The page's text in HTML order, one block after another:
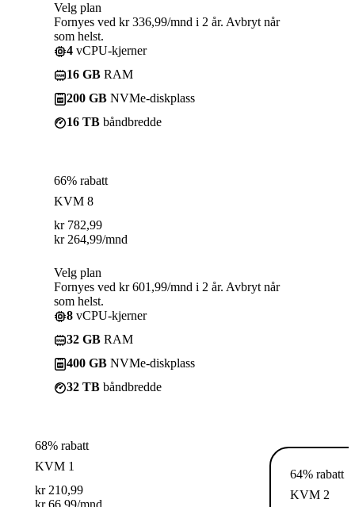
Velg plan
Fornyes ved kr 336,99/mnd i 2 år. Avbryt når
som helst.
4 vCPU-kjerner
16 GB RAM
200 GB NVMe-diskplass
16 TB båndbredde
66% rabatt
KVM 8
kr 782,99
kr 264,99/mnd
Velg plan
Fornyes ved kr 601,99/mnd i 2 år. Avbryt når
som helst.
8 vCPU-kjerner
32 GB RAM
400 GB NVMe-diskplass
32 TB båndbredde
68% rabatt
KVM 1
kr 210,99
64% rabatt
KVM 2